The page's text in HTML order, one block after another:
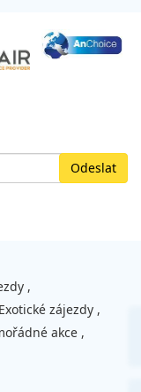
,
Exotické zájezdy ,
akce ,